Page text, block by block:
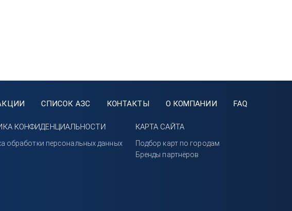
СПИСОК АЗС КОНТАКТЫ О КОМПАНИИ FAQ
КОНФИДЕНЦИАЛЬНОСТИ
обработки персональных данных
КАРТА САЙТА
Подбор карт по городам
Бренды партнёров